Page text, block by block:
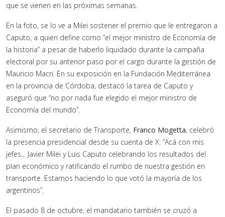
que se vienen en las próximas semanas.
En la foto, se lo ve a Milei sostener el premio que le entregaron a
Caputo, a quien define como “el mejor ministro de Economía de
la historia” a pesar de haberlo liquidado durante la campaña
electoral por su anterior paso por el cargo durante la gestión de
Mauricio Macri. En su exposición en la Fundación Mediterránea
en la provincia de Córdoba, destacó la tarea de Caputo y
aseguró que “no por nada fue elegido el mejor ministro de
Economía del mundo”.
Asimismo, el secretario de Transporte, Franco Mogetta, celebró
la presencia presidencial desde su cuenta de X: “Acá con mis
jefes... Javier Milei y Luis Caputo celebrando los resultados del
plan económico y ratificando el rumbo de nuestra gestión en
transporte. Estamos haciendo lo que votó la mayoría de los
argentinos”.
El pasado 8 de octubre, el mandatario también se cruzó a